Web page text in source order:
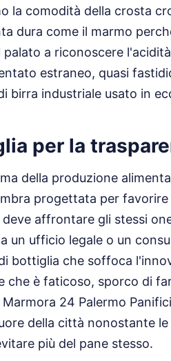
la comodità della crosta
dura come il marmo
a riconoscere
estraneo, quasi
birra industriale usato in
per la
della produzione
progettata per
affrontare gli stessi
un ufficio legale o un
bottiglia che soffoca
che è faticoso, sporco di
24 Palermo
della città nonostante
più del pane stesso.